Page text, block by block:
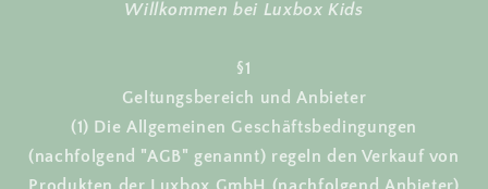
Willkommen bei Luxbox Kids
§1
Geltungsbereich und Anbieter
(1) Die Allgemeinen Geschäftsbedingungen
(nachfolgend "AGB" genannt) regeln den Verkauf von